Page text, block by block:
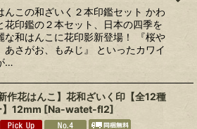
んこの和ざいく２本印鑑セット かわ
花印鑑の２本セット、日本の四季を
な和はんこに花印影新登場！ 『桜や
あさがお、もみじ』 といったカワイ
…
作花はんこ】花和ざいく印【全12種
12mm [Na-watet-fl2]